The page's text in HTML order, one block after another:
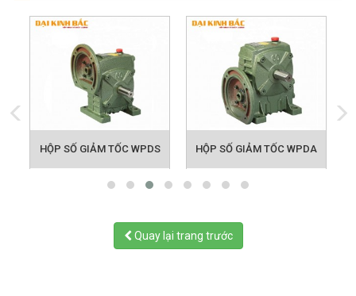
HỘP SỐ GIẢM TỐC WPDS HỘP SỐ GIẢM TỐC WPDA
Quay lại trang trước